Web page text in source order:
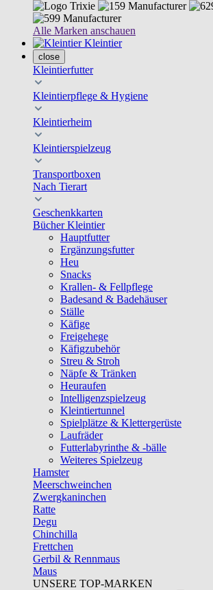
Alle Marken anschauen
Kleintier
close
Kleintierfutter
Kleintierpflege & Hygiene
Kleintierheim
Kleintierspielzeug
Transportboxen
Nach Tierart
Geschenkkarten
Bücher Kleintier
Hauptfutter
Ergänzungsfutter
Heu
Snacks
Krallen- & Fellpflege
Badesand & Badehäuser
Ställe
Käfige
Freigehege
Käfigzubehör
Streu & Stroh
Näpfe & Tränken
Heuraufen
Intelligenzspielzeug
Kleintiertunnel
Spielplätze & Klettergerüste
Laufräder
Futterlabyrinthe & -bälle
Weiteres Spielzeug
Hamster
Meerschweinchen
Zwergkaninchen
Ratte
Degu
Chinchilla
Frettchen
Gerbil & Rennmaus
Maus
UNSERE TOP-MARKEN